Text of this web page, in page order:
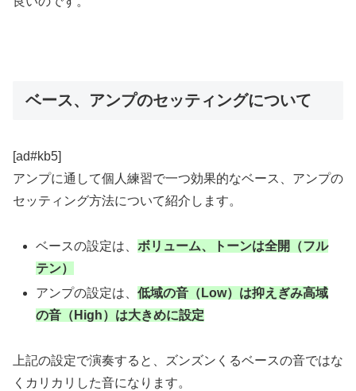
ベース、アンプのセッティングについて
[ad#kb5]
アンプに通して個人練習で一つ効果的なベース、アンプの
セッティング方法について紹介します。
ベースの設定は、ボリューム、トーンは全開（フル
テン）
アンプの設定は、低域の音（Low）は抑えぎみ高域
の音（High）は大きめに設定
上記の設定で演奏すると、ズンズンくるベースの音ではな
くカリカリした音になります。